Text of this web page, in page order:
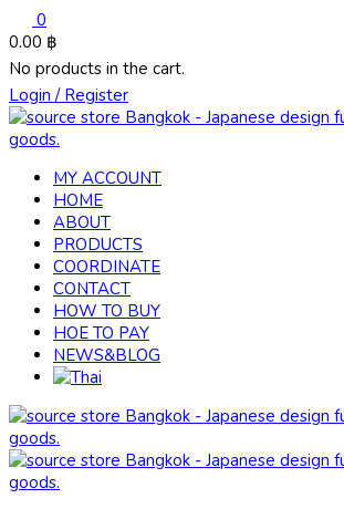
0
0.00 ฿
No products in the cart.
Login / Register
MY ACCOUNT
HOME
ABOUT
PRODUCTS
COORDINATE
CONTACT
HOW TO BUY
HOE TO PAY
NEWS&BLOG